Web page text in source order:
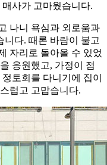
사가 고마웠습니다.
나니 욕심과 외로움과
니다. 때론 바람이 불고
자리로 돌아올 수 있었
응원했고, 가정이 점
토회를 다니기에 집이
럽고 고맙습니다.